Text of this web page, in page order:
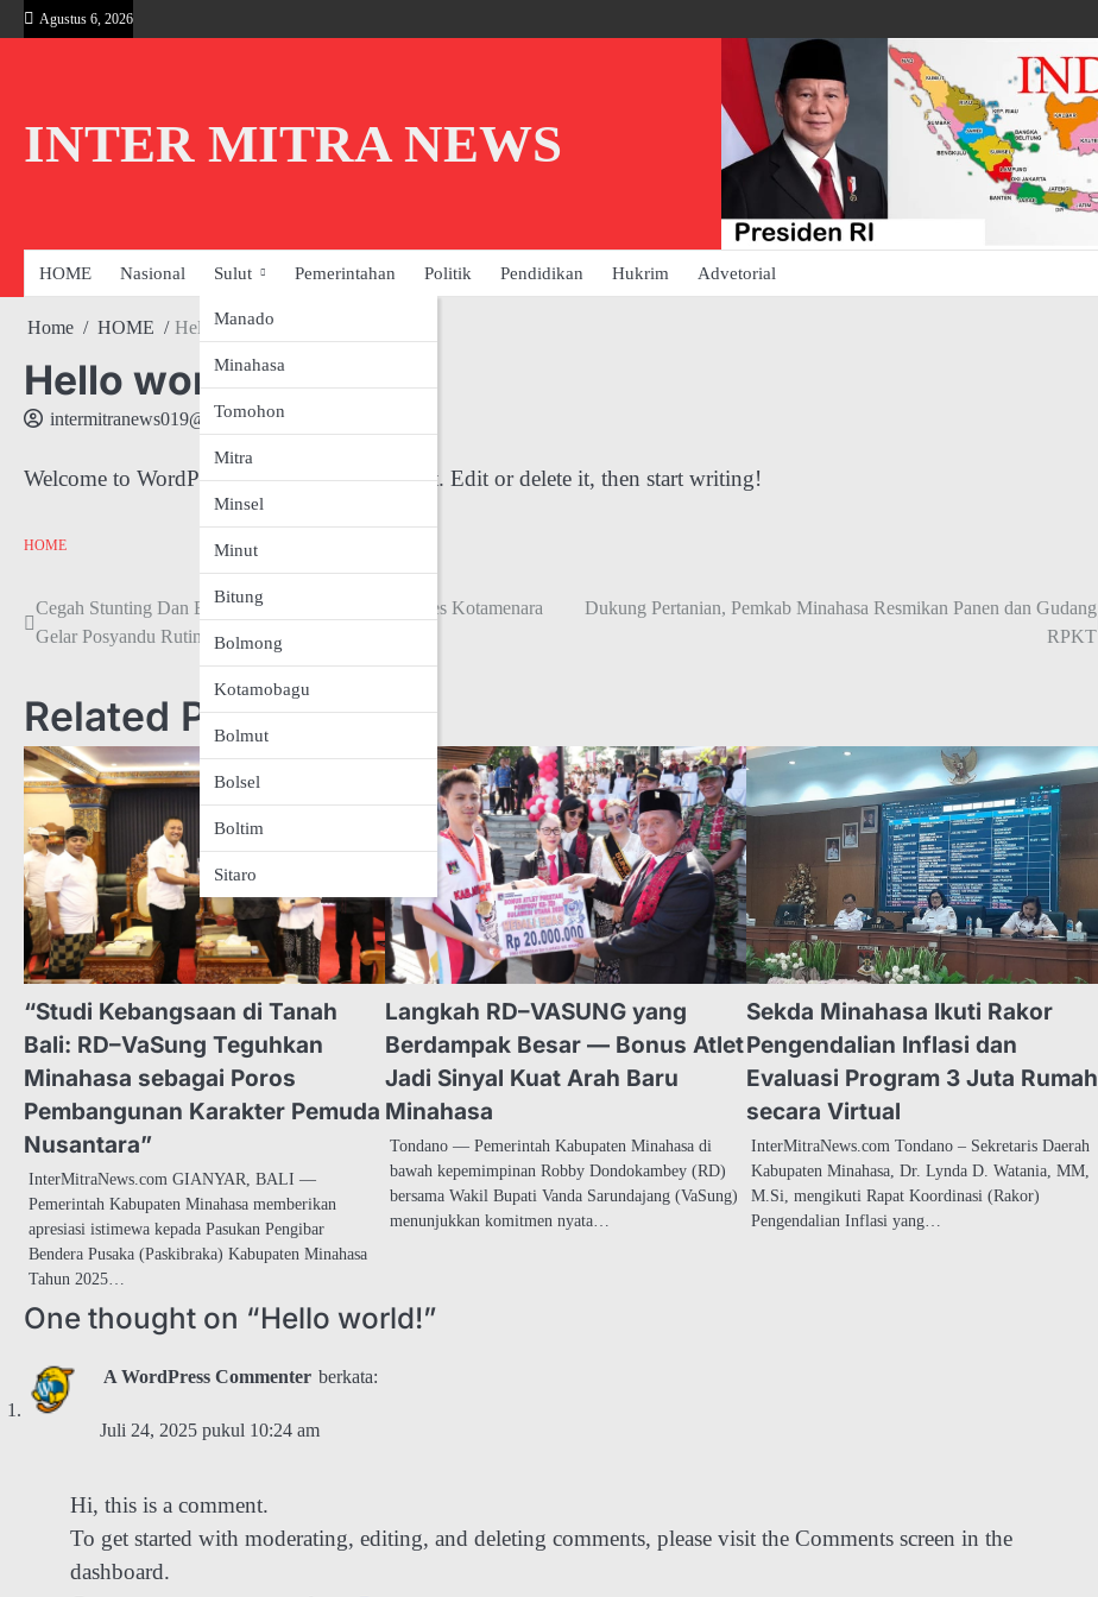
Skip
to
Agustus 6, 2026
INTER MITRA NEWS
HOME Nasional Sulut
Manado
Minahasa
Tomohon
Mitra
Minsel
Minut
Bitung
Bolmong
Kotamobagu
Bolmut
Bolsel
Boltim
Sitaro
Pemerintahan Politik Pendidikan Hukrim Advetorial
Home HOME Hello world!
Hello world!
intermitranews019@gmail.com
Welcome to WordPress. This is your first post. Edit or delete it, then start writing!
HOME
Navigasi
Cegah Stunting Dan Brikan Makanan Bergizi, Pemdes Kotamenara
Gelar Posyandu Rutin.
Dukung Pertanian, Pemkab Minahasa Resmikan Panen dan Gudang
RPKT
Related Posts
“Studi Kebangsaan di Tanah
Bali: RD–VaSung Teguhkan
Minahasa sebagai Poros
Pembangunan Karakter Pemuda
Nusantara”
InterMitraNews.com GIANYAR, BALI —
Pemerintah Kabupaten Minahasa memberikan
apresiasi istimewa kepada Pasukan Pengibar
Bendera Pusaka (Paskibraka) Kabupaten Minahasa
Tahun 2025…
Langkah RD–VASUNG yang
Berdampak Besar — Bonus Atlet
Jadi Sinyal Kuat Arah Baru
Minahasa
Tondano — Pemerintah Kabupaten Minahasa di
bawah kepemimpinan Robby Dondokambey (RD)
bersama Wakil Bupati Vanda Sarundajang (VaSung)
menunjukkan komitmen nyata…
Sekda Minahasa Ikuti Rakor
Pengendalian Inflasi dan
Evaluasi Program 3 Juta Rumah
secara Virtual
InterMitraNews.com Tondano – Sekretaris Daerah
Kabupaten Minahasa, Dr. Lynda D. Watania, MM,
M.Si, mengikuti Rapat Koordinasi (Rakor)
Pengendalian Inflasi yang…
One thought on “Hello world!”
A WordPress Commenter berkata:
Juli 24, 2025 pukul 10:24 am
Hi, this is a comment.
To get started with moderating, editing, and deleting comments, please visit the Comments screen in the
dashboard.